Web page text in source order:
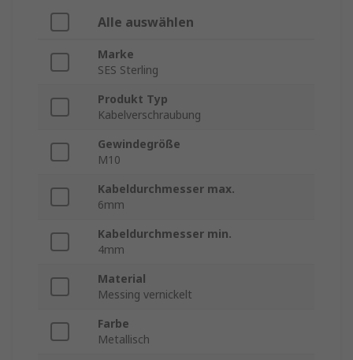
Alle auswählen
Marke
SES Sterling
Produkt Typ
Kabelverschraubung
Gewindegröße
M10
Kabeldurchmesser max.
6mm
Kabeldurchmesser min.
4mm
Material
Messing vernickelt
Farbe
Metallisch